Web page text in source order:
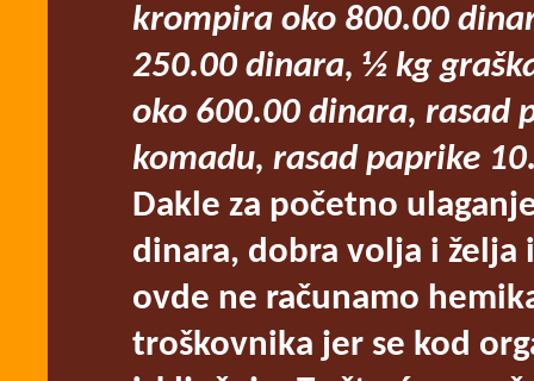
krompira oko 800.00
250.00 dinara, ½ kg
oko 600.00 dinara, rasad
komadu, rasad paprike
Dakle za početno
dinara, dobra volja i
ovde ne računamo
troškovnika jer se kod